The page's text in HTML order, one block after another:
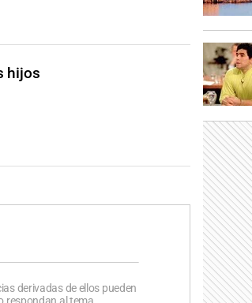
hijos
derivadas de ellos pueden
respondan al tema